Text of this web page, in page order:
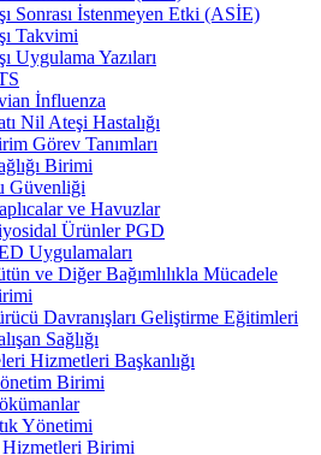
Sonrası İstenmeyen Etki (ASİE)
Takvimi
Uygulama Yazıları
İnfluenza
Nil Ateşi Hastalığı
Görev Tanımları
Birimi
Güvenliği
ve Havuzlar
Ürünler PGD
Uygulamaları
ve Diğer Bağımlılıkla Mücadele
Davranışları Geliştirme Eğitimleri
Sağlığı
Hizmetleri Başkanlığı
Birimi
Yönetimi
Hizmetleri Birimi